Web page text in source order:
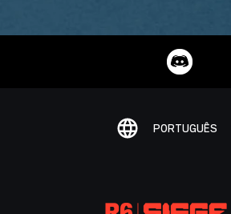
PORTUGUÊS